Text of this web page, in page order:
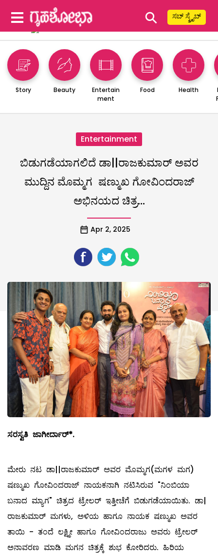
⚲ ಸಬ್ ಸ್ಕ್ರೈಬ್
Story Beauty
Entertain
ment
Food Health
Entertainment
ಬಿಡುಗಡೆಯಾಗಲಿದೆ ಡಾ||ರಾಜಕುಮಾರ್ ಅವರ
ಮುದ್ದಿನ ಮೊಮ್ಮಗ ಷಣ್ಮುಖ ಗೋವಿಂದರಾಜ್
ಅಭಿನಯದ ಚಿತ್ರ…
Apr 2, 2025
ಸರಸ್ವತಿ ಜಾಗೀರ್ದಾರ್*.
ಮೇರು ನಟ ಡಾ||ರಾಜಕುಮಾರ್ ಅವರ ಮೊಮ್ಮಗ(ಮಗಳ ಮಗ)
ಷಣ್ಮುಖ ಗೋವಿಂದರಾಜ್ ನಾಯಕನಾಗಿ ನಟಿಸಿರುವ "ನಿಂಬಿಯಾ
ಬನಾದ ಮ್ಯಾಗ" ಚಿತ್ರದ ಟ್ರೇಲರ್ ಇತ್ತೀಚೆಗೆ ಬಿಡುಗಡೆಯಾಯಿತು. ಡಾ|
ರಾಜಕುಮಾರ್ ಮಗಳು,‌ ಅಳಿಯ ಹಾಗೂ ನಾಯಕ ಷಣ್ಮುಖ ಅವರ
ತಾಯಿ - ತಂದೆ ಲಕ್ಷ್ಮೀ ಹಾಗೂ ಗೋವಿಂದರಾಜು ಅವರು ಟ್ರೇಲರ್
ಅನಾವರಣ ಮಾಡಿ ಮಗನ ಚಿತ್ರಕ್ಕೆ ಶುಭ ಕೋರಿದರು‌. ಹಿರಿಯ